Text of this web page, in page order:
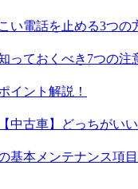
い電話を止める3つの
っておくべき7つの注
イント解説！
中古車】どっちがい
基本メンテナンス項